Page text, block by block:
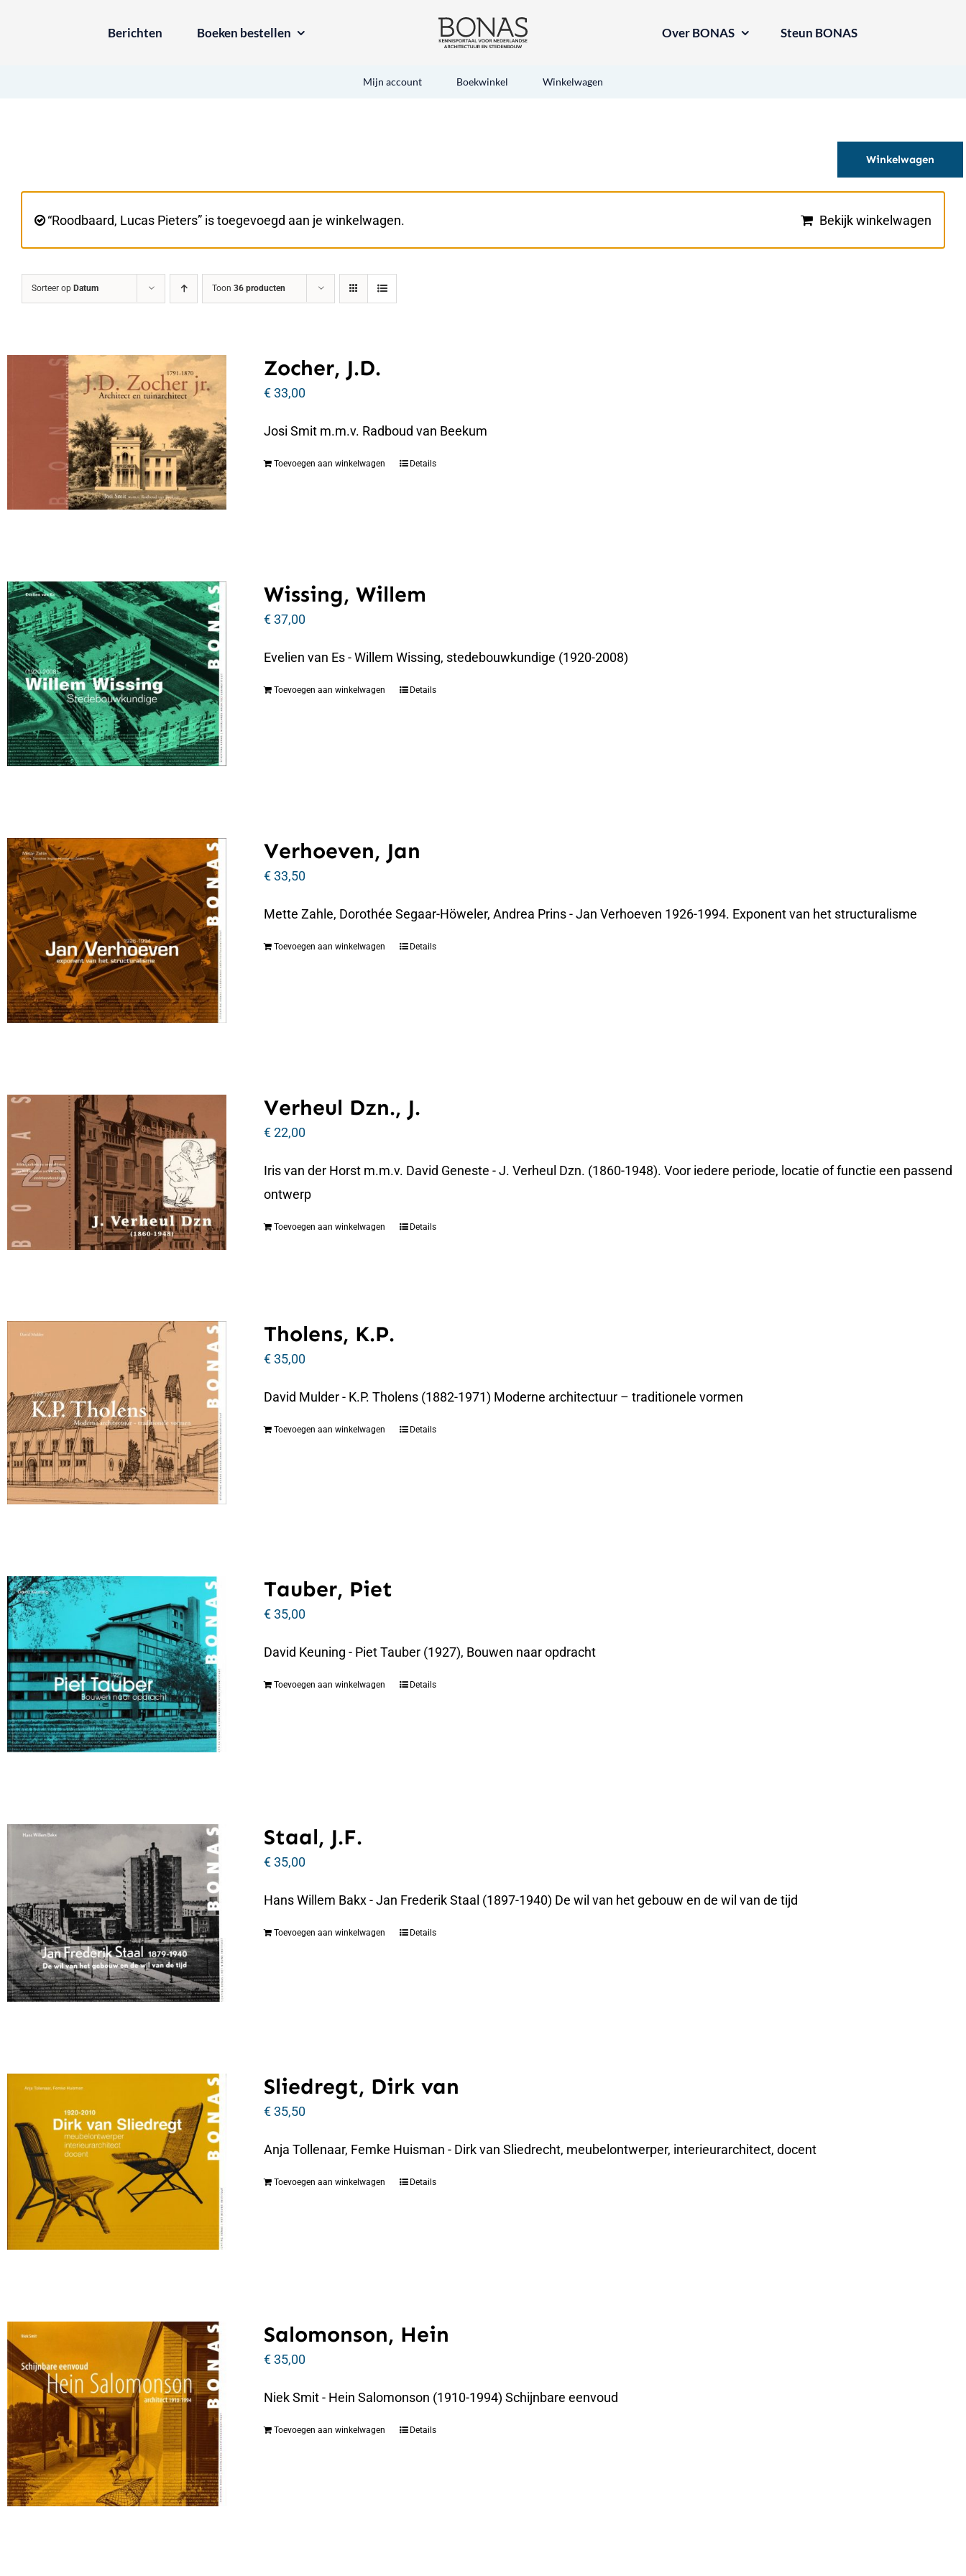
Berichten Boeken bestellen Over BONAS Steun BONAS
Mijn account Boekwinkel Winkelwagen
Winkelwagen
“Roodbaard, Lucas Pieters” is toegevoegd aan je winkelwagen. Bekijk winkelwagen
Sorteer op Datum Toon 36 producten
Zocher, J.D.
€33,00
Josi Smit m.m.v. Radboud van Beekum
Toevoegen aan winkelwagen Details
Wissing, Willem
€37,00
Evelien van Es - Willem Wissing, stedebouwkundige (1920-2008)
Toevoegen aan winkelwagen Details
Verhoeven, Jan
€33,50
Mette Zahle, Dorothée Segaar-Höweler, Andrea Prins - Jan Verhoeven 1926-1994. Exponent van het structuralisme
Toevoegen aan winkelwagen Details
Verheul Dzn., J.
€22,00
Iris van der Horst m.m.v. David Geneste - J. Verheul Dzn. (1860-1948). Voor iedere periode, locatie of functie een passend
ontwerp
Toevoegen aan winkelwagen Details
Tholens, K.P.
€35,00
David Mulder - K.P. Tholens (1882-1971) Moderne architectuur – traditionele vormen
Toevoegen aan winkelwagen Details
Tauber, Piet
€35,00
David Keuning - Piet Tauber (1927), Bouwen naar opdracht
Toevoegen aan winkelwagen Details
Staal, J.F.
€35,00
Hans Willem Bakx - Jan Frederik Staal (1897-1940) De wil van het gebouw en de wil van de tijd
Toevoegen aan winkelwagen Details
Sliedregt, Dirk van
€35,50
Anja Tollenaar, Femke Huisman - Dirk van Sliedrecht, meubelontwerper, interieurarchitect, docent
Toevoegen aan winkelwagen Details
Salomonson, Hein
€35,00
Niek Smit - Hein Salomonson (1910-1994) Schijnbare eenvoud
Toevoegen aan winkelwagen Details